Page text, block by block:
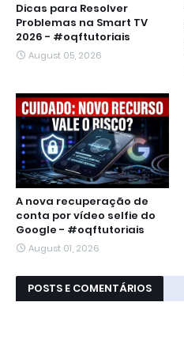
Dicas para Resolver
Problemas na Smart TV
2026 - #oqftutoriais
August 05, 2026
A nova recuperação de
conta por vídeo selfie do
Google - #oqftutoriais
August 01, 2026
POSTS E COMENTÁRIOS